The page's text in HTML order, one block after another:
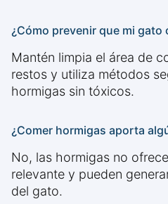
¿Cómo prevenir que mi gato
Mantén limpia el área de
restos y utiliza métodos
hormigas sin tóxicos.
¿Comer hormigas aporta
No, las hormigas no
relevante y pueden
del gato.